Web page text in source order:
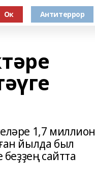
Ок Антитеррор
1,7 миллион
йылда был
сайтта